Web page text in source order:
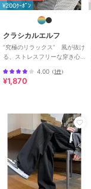
ブランド
ショップ
商品カテゴリ
性別タイプ
カラー
サイズ
素材
¥200ｸｰﾎﾟﾝ
クラシカルエルフ
”究極のリラックス” 風が抜け
る、ストレスフリーな穿き心
ドカーブパンツ
4.00 （1件）
¥1,870